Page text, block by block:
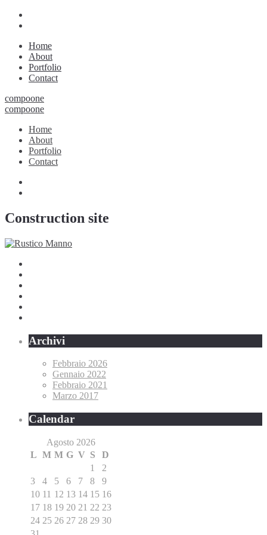
Home
About
Portfolio
Contact
compoone
compoone
Home
About
Portfolio
Contact
Construction site
Archivi
Febbraio 2026
Gennaio 2022
Febbraio 2021
Marzo 2017
Calendar
Agosto 2026
L M M G V S
D
1
2
3
4 5 6 7 8
9
10 11 12 13 14 15 16
17 18 19 20 21 22 23
24 25 26 27 28 29 30